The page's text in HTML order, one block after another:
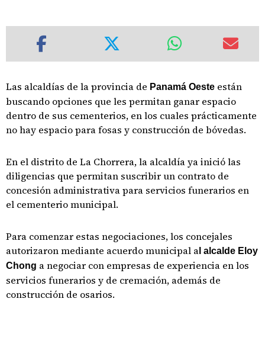
Las alcaldías de la provincia de Panamá Oeste están
buscando opciones que les permitan ganar espacio
dentro de sus cementerios, en los cuales prácticamente
no hay espacio para fosas y construcción de bóvedas.
En el distrito de La Chorrera, la alcaldía ya inició las
diligencias que permitan suscribir un contrato de
concesión administrativa para servicios funerarios en
el cementerio municipal.
Para comenzar estas negociaciones, los concejales
autorizaron mediante acuerdo municipal a l alcalde Eloy
Chong a negociar con empresas de experiencia en los
servicios funerarios y de cremación, además de
construcción de osarios.